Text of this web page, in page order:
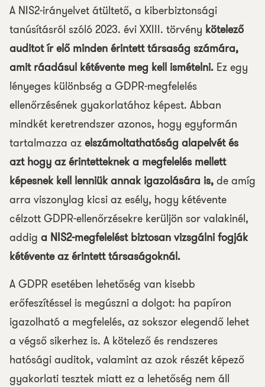
A NIS2-irányelvet átültető, a kiberbiztonsági
tanúsításról szóló 2023. évi XXIII. törvény kötelező
auditot ír elő minden érintett társaság számára,
amit ráadásul kétévente meg kell ismételni. Ez egy
lényeges különbség a GDPR-megfelelés
ellenőrzésének gyakorlatához képest. Abban
mindkét keretrendszer azonos, hogy egyformán
tartalmazza azelszámoltathatóság alapelvét és
azt hogy az érintetteknek a megfelelés mellett
képesnek kell lenniük annak igazolására is,de amíg
arra viszonylag kicsi az esély, hogy kétévente
célzott GDPR-ellenőrzésekre kerüljön sor valakinél,
addig a NIS2-megfelelést biztosan vizsgálni fogják
kétévente az érintett társaságoknál.
A GDPR esetében lehetőség van kisebb
erőfeszítéssel is megúszni a dolgot: ha papíron
igazolható a megfelelés, az sokszor elegendő lehet
a végső sikerhez is. A kötelező és rendszeres
hatósági auditok, valamint az azok részét képező
gyakorlati tesztek miatt ez a lehetőség nem áll